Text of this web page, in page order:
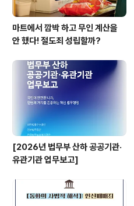
마트에서 깜박 하고 무인 계산을
안 했다! 절도죄 성립할까?
[2026년 법무부 산하 공공기관·
유관기관 업무보고]